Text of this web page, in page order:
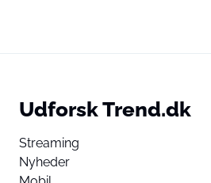
Udforsk Trend.dk
Streaming
Nyheder